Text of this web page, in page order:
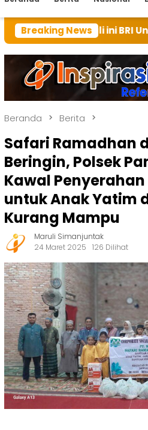
Breaking News
kali ini BRI Unit Silindung
Beranda Berita
Safari Ramadhan
Beringin, Polsek
Kawal
untuk Anak Yatim
Kurang Mampu
Maruli Simanjuntak
24 Maret 2025
126 Dilihat